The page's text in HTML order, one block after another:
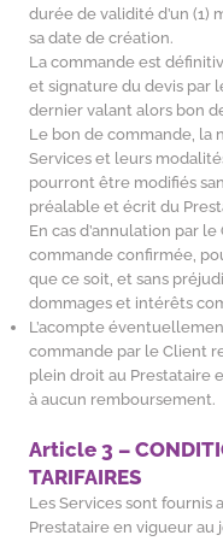
durée de validité d’un (1)
sa date de création.
La commande est
et signature du devis par
dernier valant alors bon
Le bon de commande, la
Services et leurs
pourront être modifiés
préalable et écrit du
En cas d’annulation par le
commande confirmée,
que ce soit, et sans
dommages et intérêts
L’acompte
commande par le Client
plein droit au Prestataire
à aucun remboursement.
Article 3 –
TARIFAIRES
Les Services sont fournis
Prestataire en vigueur au